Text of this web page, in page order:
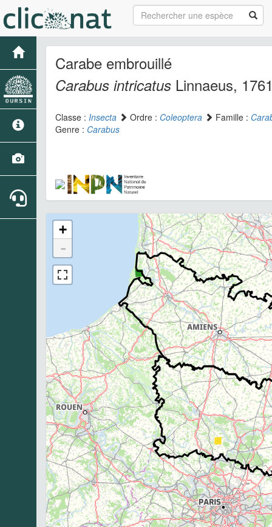
Carabe embrouillé
Carabus intricatus Linnaeus,
Classe : Insecta Ordre : Coleoptera Famille :
Genre : Carabus
+
-